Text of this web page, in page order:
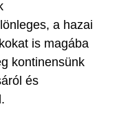
a hazai
is magába
kontinensünk
és